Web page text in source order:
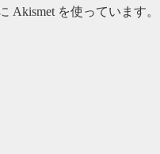
Akismet を使っています。